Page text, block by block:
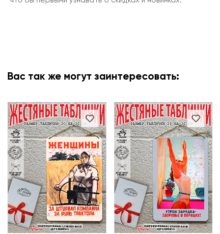
Вас так же могут заинтересовать: